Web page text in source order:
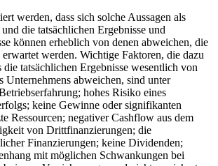
werden, dass sich solche Aussagen als
die tatsächlichen Ergebnisse und
können erheblich von denen abweichen, die
werden. Wichtige Faktoren, die dazu
die tatsächlichen Ergebnisse wesentlich von
Unternehmens abweichen, sind unter
hohes Risiko eines
keine Gewinne oder signifikanten
Ressourcen; negativer Cashflow aus dem
von Drittfinanzierungen; die
Finanzierungen; keine Dividenden;
mit möglichen Schwankungen bei